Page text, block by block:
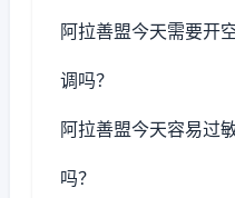
阿拉善盟今天需要开
调吗？
阿拉善盟今天容易过
吗？